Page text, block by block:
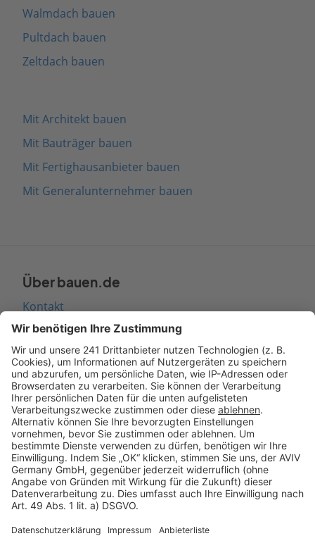
Walmdach bauen
Pultdach bauen
Zeltdach bauen
Mit Architekt bauen
Mit Bauträger bauen
Mit Fertighausanbieter bauen
Mit Generalunternehmer bauen
Über bauen.de
Kontakt
Seitenaufbau
Barrierefreiheit
Cookie Einstellungen
Rechtliches
AGB-Übersicht
Datenschutz
Impressum